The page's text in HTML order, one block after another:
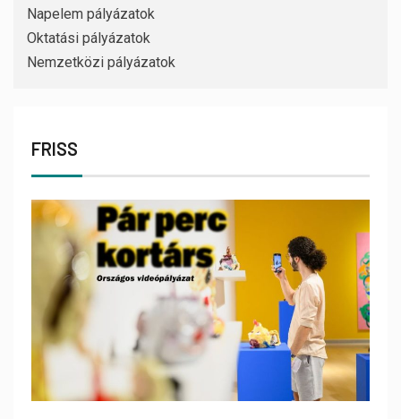
Napelem pályázatok
Oktatási pályázatok
Nemzetközi pályázatok
FRISS